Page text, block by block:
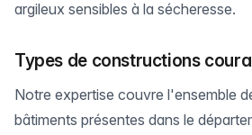
argileux sensibles à la sécheresse.
Types de constructions
Notre expertise couvre l'ensemble
bâtiments présentes dans le